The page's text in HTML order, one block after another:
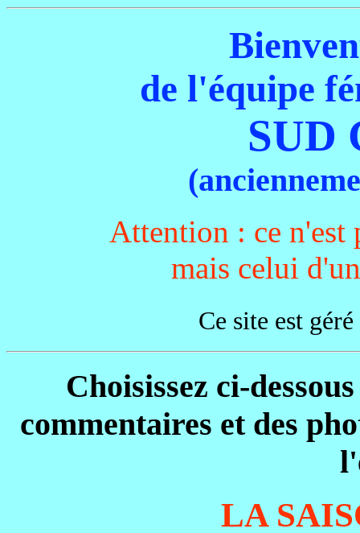
de l'équipe
SUD
Attention : ce n'est
mais celui
Ce site est
Choisissez ci-
commentaires et des
LA